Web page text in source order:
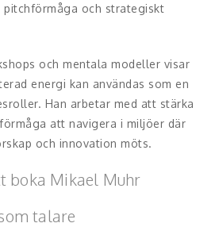
Different
pitchförmåga och strategiskt
och mentala modeller visar
energi kan användas som en
Han arbetar med att stärka
att navigera i miljöer där
och innovation möts.
boka Mikael Muhr
skapar ökad
talare